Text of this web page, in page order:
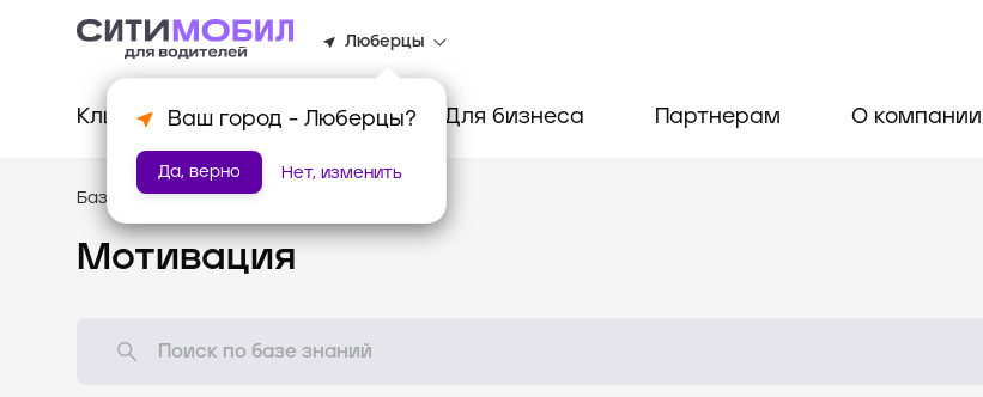
Люберцы
Ваш город - Люберцы?
Да, верно Нет, изменить
Клиентам Водителям Для бизнеса Партнерам О компании
База знаний /Как всё устроено?
Мотивация